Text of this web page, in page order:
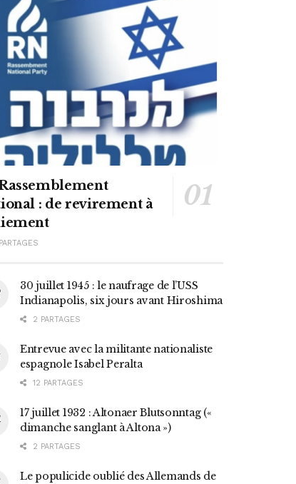
: de revirement à
30 juillet 1945 : le naufrage de l’USS
Indianapolis, six jours avant Hiroshima
2 PARTAGES
Entrevue avec la militante nationaliste
espagnole Isabel Peralta
12 PARTAGES
17 juillet 1932 : Altonaer Blutsonntag («
dimanche sanglant à Altona »)
2 PARTAGES
Le populicide oublié des Allemands de